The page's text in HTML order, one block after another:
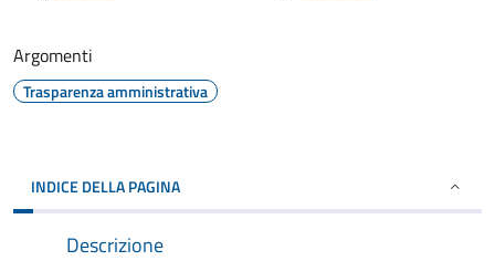
Argomenti
Trasparenza amministrativa
INDICE DELLA PAGINA
Descrizione